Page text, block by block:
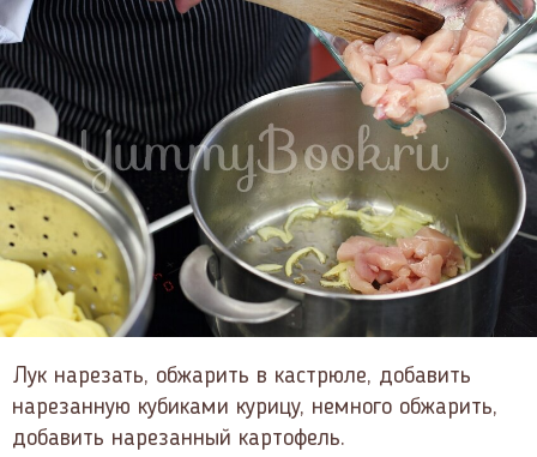
Лук нарезать, обжарить в кастрюле, добавить
нарезанную кубиками курицу, немного обжарить,
добавить нарезанный картофель.